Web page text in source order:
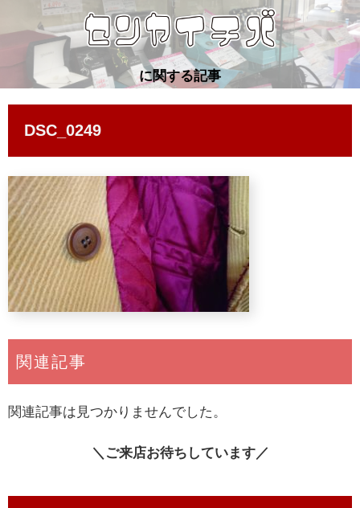
に関する記事
DSC_0249
関連記事
関連記事は見つかりませんでした。
＼ご来店お待ちしています／